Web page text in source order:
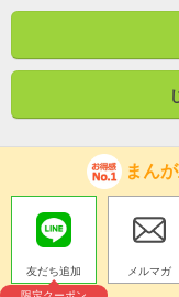
まん
友だち追加
メルマガ